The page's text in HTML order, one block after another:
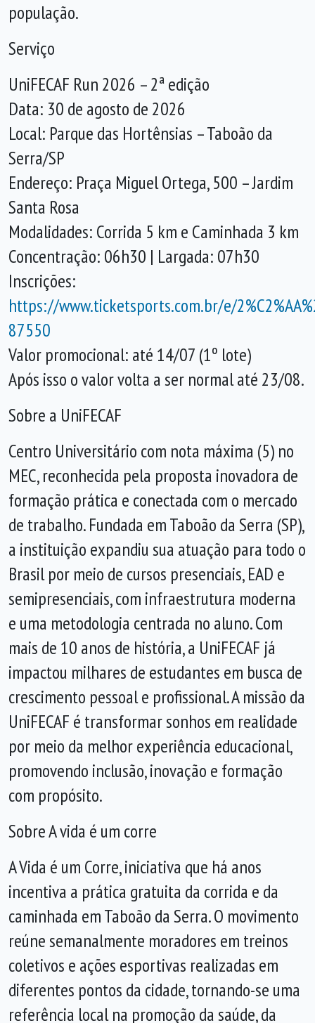
população.
Serviço
UniFECAF Run 2026 – 2ª edição
Data: 30 de agosto de 2026
Local: Parque das Hortênsias – Taboão da
Serra/SP
Endereço: Praça Miguel Ortega, 500 – Jardim
Santa Rosa
Modalidades: Corrida 5 km e Caminhada 3 km
Concentração: 06h30 | Largada: 07h30
Inscrições:
https://www.ticketsports.com.br/e/
87550
Valor promocional: até 14/07 (1º lote)
Após isso o valor volta a ser normal até 23/08.
Sobre a UniFECAF
Centro Universitário com nota máxima (5) no
MEC, reconhecida pela proposta inovadora de
formação prática e conectada com o mercado
de trabalho. Fundada em Taboão da Serra (SP),
a instituição expandiu sua atuação para todo o
Brasil por meio de cursos presenciais, EAD e
semipresenciais, com infraestrutura moderna
e uma metodologia centrada no aluno. Com
mais de 10 anos de história, a UniFECAF já
impactou milhares de estudantes em busca de
crescimento pessoal e profissional. A missão da
UniFECAF é transformar sonhos em realidade
por meio da melhor experiência educacional,
promovendo inclusão, inovação e formação
com propósito.
Sobre A vida é um corre
A Vida é um Corre, iniciativa que há anos
incentiva a prática gratuita da corrida e da
caminhada em Taboão da Serra. O movimento
reúne semanalmente moradores em treinos
coletivos e ações esportivas realizadas em
diferentes pontos da cidade, tornando-se uma
referência local na promoção da saúde, da